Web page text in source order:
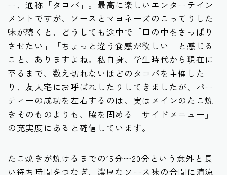
ー、通称「タコパ」。最高に楽しいエンターテイン
メントですが、ソースとマヨネーズのこってりした
味が続くと、どうしても途中で「口の中をさっぱり
させたい」「ちょっと違う食感が欲しい」と感じる
こと、ありますよね。私自身、学生時代から現在に
至るまで、数え切れないほどのタコパを主催した
り、友人宅にお呼ばれしたりしてきましたが、パー
ティーの成功を左右するのは、実はメインのたこ焼
きそのものよりも、脇を固める「サイドメニュー」
の充実度にあると確信しています。
たこ焼きが焼けるまでの15分〜20分という意外と長
い待ち時間をつなぎ、濃厚なソース味の合間に清涼